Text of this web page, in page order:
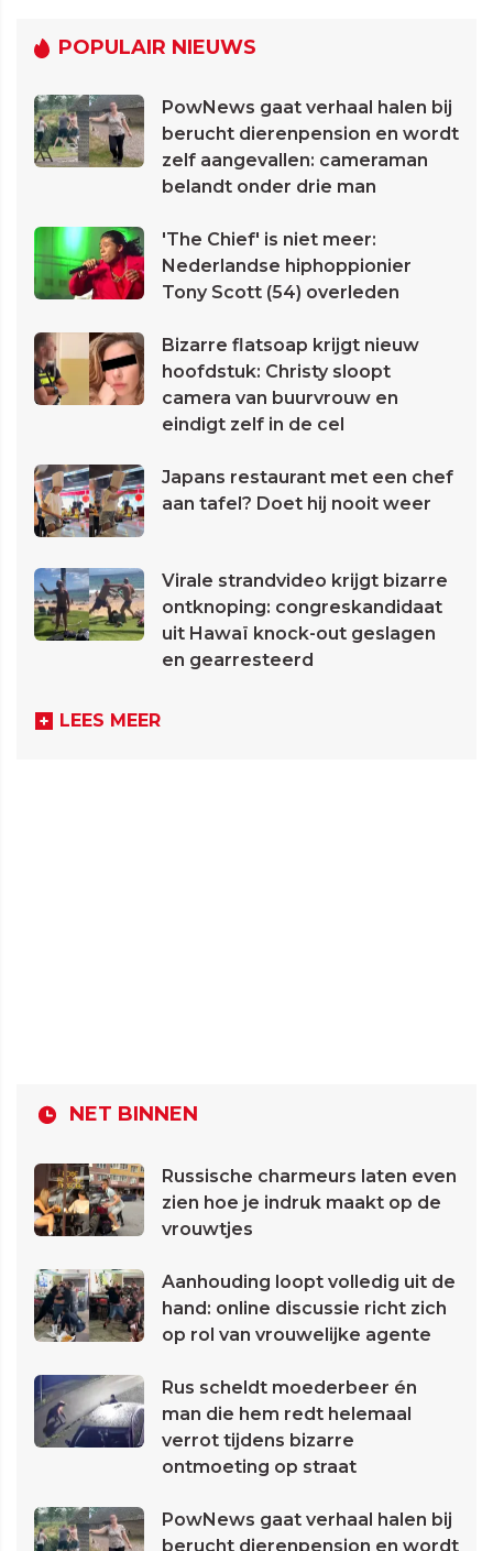
POPULAIR NIEUWS
PowNews gaat verhaal halen bij
berucht dierenpension en wordt
zelf aangevallen: cameraman
belandt onder drie man
'The Chief' is niet meer:
Nederlandse hiphoppionier
Tony Scott (54) overleden
Bizarre flatsoap krijgt nieuw
hoofdstuk: Christy sloopt
camera van buurvrouw en
eindigt zelf in de cel
Japans restaurant met een chef
aan tafel? Doet hij nooit weer
Virale strandvideo krijgt bizarre
ontknoping: congreskandidaat
uit Hawaï knock-out geslagen
en gearresteerd
LEES MEER
NET BINNEN
Russische charmeurs laten even
zien hoe je indruk maakt op de
vrouwtjes
Aanhouding loopt volledig uit de
hand: online discussie richt zich
op rol van vrouwelijke agente
Rus scheldt moederbeer én
man die hem redt helemaal
verrot tijdens bizarre
ontmoeting op straat
PowNews gaat verhaal halen bij
berucht dierenpension en wordt